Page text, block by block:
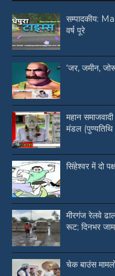
सम्पादकीय:
वर्ष पूरे
‘जर, जमीन,
महान
मंडल
सिंहेश्वर में दो
मीरगंज रेलवे
रूट; दिनभर जाम
चेक बाउंस